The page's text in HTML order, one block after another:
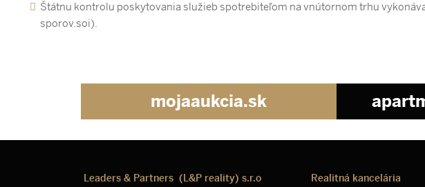
Štátnu kontrolu poskytovania služieb spotrebiteľom na vnútornom trhu
sporov.soi).
mojaaukcia.sk
Leaders & Partners (L&P reality) s.r.o
Realitná kancelária